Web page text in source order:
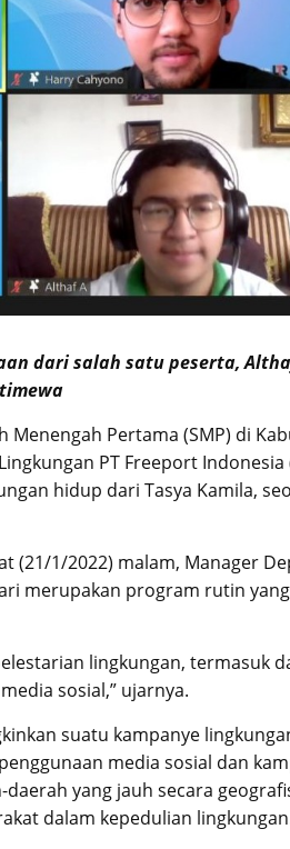
dari salah satu peserta,
Menengah Pertama (SMP) di
PT Freeport Indonesia
hidup dari Tasya Kamila,
(21/1/2022) malam, Manager
merupakan program rutin
lingkungan, termasuk
sosial,” ujarnya.
suatu kampanye
media sosial dan
yang jauh secara
dalam kepedulian